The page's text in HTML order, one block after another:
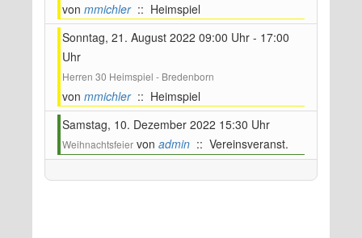
von mmichler:: Heimspiel
Sonntag, 21. August 2022 09:00 Uhr - 17:00
Uhr
Herren 30 Heimspiel - Bredenborn
von mmichler:: Heimspiel
Samstag, 10. Dezember 2022 15:30 Uhr
Weihnachtsfeier von admin :: Vereinsveranst.